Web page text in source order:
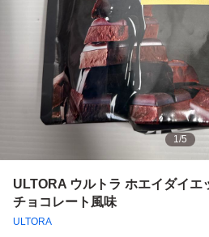
1/5
ULTORA ウルトラ ホエイダイエ
チョコレート風味
ULTORA